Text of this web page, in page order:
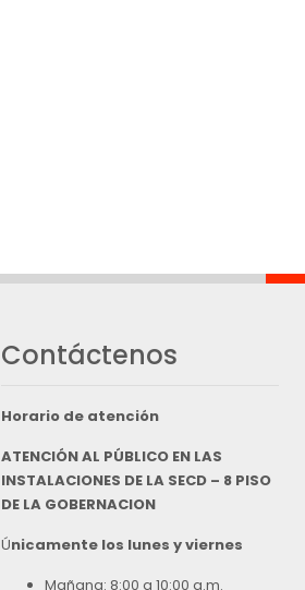
Contáctenos
Horario de atención
ATENCIÓN AL PÚBLICO EN LAS
INSTALACIONES DE LA SECD – 8 PISO
DE LA GOBERNACION
Únicamente los lunes y viernes
Mañana: 8:00 a 10:00 a.m.